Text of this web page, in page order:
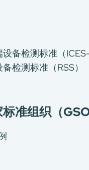
备检测标准（
检测标准（RSS）
准组织（